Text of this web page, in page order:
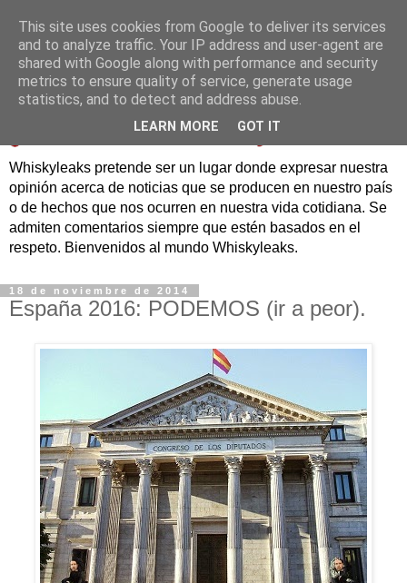
Whiskyleaks pretende ser un lugar donde expresar nuestra
opinión acerca de noticias que se producen en nuestro país
o de hechos que nos ocurren en nuestra vida cotidiana. Se
admiten comentarios siempre que estén basados en el
respeto. Bienvenidos al mundo Whiskyleaks.
18 de noviembre de 2014
España 2016: PODEMOS (ir a peor).
This site uses cookies from Google to deliver its services
and to analyze traffic. Your IP address and user-agent are
shared with Google along with performance and security
metrics to ensure quality of service, generate usage
statistics, and to detect and address abuse.
LEARN MORE GOT IT